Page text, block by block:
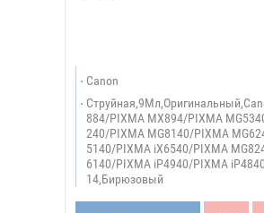
Canon
884/PIXMA MX894/PIXMA
240/PIXMA MG8140/PIXMA
5140/PIXMA iX6540/PIXMA
6140/PIXMA iP4940/PIXMA
14,Бирюзовый